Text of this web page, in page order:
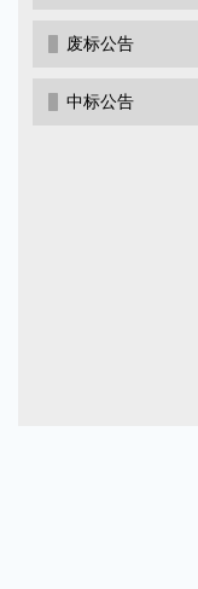
废标公告
中标公告